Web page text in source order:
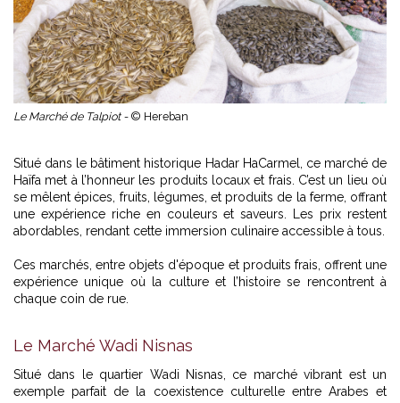
Le Marché de Talpiot - © Hereban
Situé dans le bâtiment historique Hadar HaCarmel, ce marché de
Haïfa met à l’honneur les produits locaux et frais. C’est un lieu où
se mêlent épices, fruits, légumes, et produits de la ferme, offrant
une expérience riche en couleurs et saveurs. Les prix restent
abordables, rendant cette immersion culinaire accessible à tous.
Ces marchés, entre objets d'époque et produits frais, offrent une
expérience unique où la culture et l’histoire se rencontrent à
chaque coin de rue.
Le Marché Wadi Nisnas
Situé dans le quartier Wadi Nisnas, ce marché vibrant est un
exemple parfait de la coexistence culturelle entre Arabes et